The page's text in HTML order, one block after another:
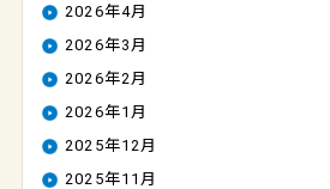
2026年4月
2026年3月
2026年2月
2026年1月
2025年12月
2025年11月